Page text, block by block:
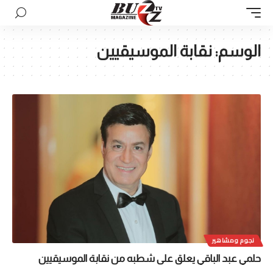
الوسم:نقابة الموسيقيين
نجوم ومشاهير
حلمي عبد الباقي يعلق على شطبه من نقابة الموسيقيين